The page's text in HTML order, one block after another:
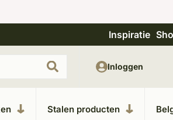
Unieke materialen in kempische
Inspiratie
Stalen producten
Inloggen